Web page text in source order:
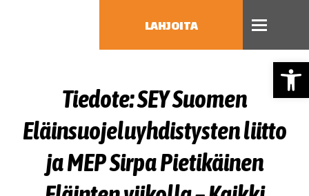
LAHJOITA
Type 2 or more characters
for results.
Tiedote: SEY Suomen
Eläinsuojeluyhdistysten liitto
ja MEP Sirpa Pietikäinen